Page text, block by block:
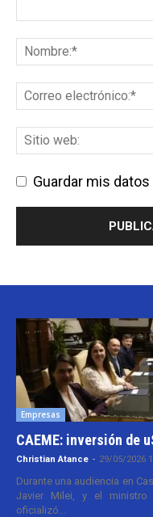
Guardar mis
Empresas
CAEME: inversión de
Christian Atance - 29/05/2026
Durante una audiencia en
Javier Milei, y el ministro
oficializó...